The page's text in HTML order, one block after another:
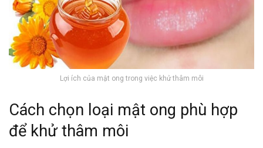
Lợi ích của mật ong trong việc khử thâm môi
Cách chọn loại mật ong phù hợp
để khử thâm môi